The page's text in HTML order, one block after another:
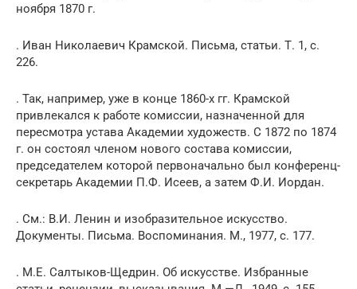
ноября 1870 г.
. Иван Николаевич Крамской. Письма, статьи. Т. 1, с.
226.
. Так, например, уже в конце 1860-х гг. Крамской
привлекался к работе комиссии, назначенной для
пересмотра устава Академии художеств. С 1872 по 1874
г. он состоял членом нового состава комиссии,
председателем которой первоначально был конференц-
секретарь Академии П.Ф. Исеев, а затем Ф.И. Иордан.
. См.: В.И. Ленин и изобразительное искусство.
Документы. Письма. Воспоминания. М., 1977, с. 177.
. М.Е. Салтыков-Щедрин. Об искусстве. Избранные